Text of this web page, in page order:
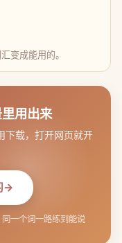
变成能用的。
用出来
载，打开网页就开
一个词一路练到能说